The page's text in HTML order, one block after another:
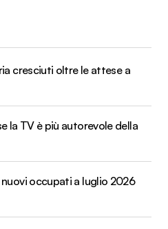
cresciuti oltre le attese a
la TV è più autorevole della
occupati a luglio 2026